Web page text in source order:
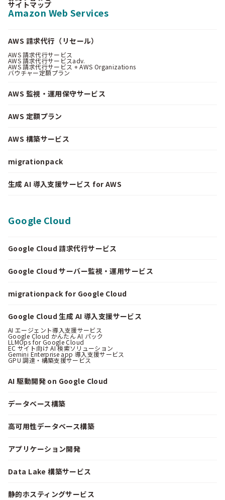
サイトマップ
Amazon Web Services
AWS 請求代行（リセール）
AWS 請求代行サービス
AWS 請求代行サービスadv.
AWS 請求代行サービス + AWS Organizations
バウチャー定額プラン
AWS 監視・運用保守サービス
AWS 定額プラン
AWS 構築サービス
migrationpack
生成 AI 導入支援サービス for AWS
Google Cloud
Google Cloud 請求代行サービス
Google Cloud サーバー監視・運用サービス
migrationpack for Google Cloud
Google Cloud 生成 AI 導入支援サービス
AI エージェント導入支援サービス
Google Cloud かんたん AI パック
LLMOps for Google Cloud
EC サイト向け AI 検索ソリューション
Gemini Enterprise app 導入支援サービス
GPU 調達・構築支援サービス
AI 駆動開発 on Google Cloud
データベース構築
高可用性データベース構築
アプリケーション開発
Data Lake 構築サービス
静的ホスティングサービス